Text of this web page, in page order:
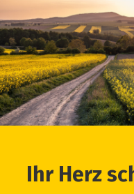
Ihr Herz